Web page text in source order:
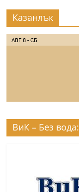
Казанлък
АВГ 8 - СБ
ВиК – Без вода: